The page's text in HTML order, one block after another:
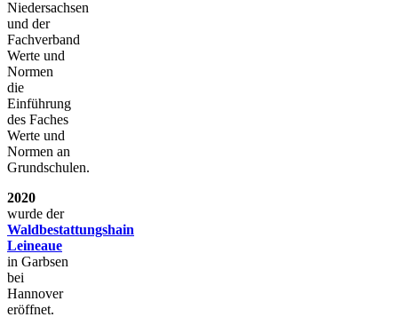
Niedersachsen
und der
Fachverband
Werte und
Normen
die
Einführung
des Faches
Werte und
Normen an
Grundschulen.
2020
wurde der
Waldbestattungshain
Leineaue
in Garbsen
bei
Hannover
eröffnet.